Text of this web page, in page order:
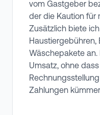
vom Gastgeber
der die Kaution für
Zusätzlich biete
Haustiergebühren,
Wäschepakete
Umsatz, ohne
Zahlungen